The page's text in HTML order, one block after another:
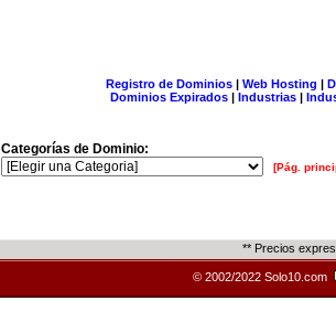
Registro de Dominios| Web Hosting |
Dominios Expirados | Industrias |
Categorías de Dominio:
[Pág.
** Precios
© 2002/2022 Solo10.com